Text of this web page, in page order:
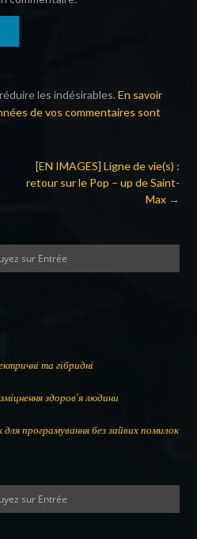
les indésirables.En savoir
de vos commentaires sont
[EN IMAGES] Ligne de vie(s) :
retour sur le Pop – up de Saint-
Max→
та гібридні
здоров’я людини
програмування без зайвих помилок